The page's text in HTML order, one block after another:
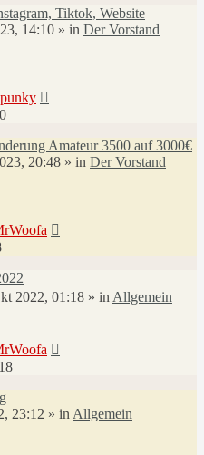
Tiktok, Website
14:10 » in Der Vorstand
Amateur 3500 auf 3000€
20:48 » in Der Vorstand
2022, 01:18 » in Allgemein
23:12 » in Allgemein